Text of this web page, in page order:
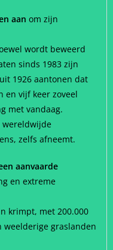
aan om zijn
wordt beweerd
sinds 1983 zijn
1926 aantonen dat
en vijf keer zoveel
met vandaag.
wereldwijde
zelfs afneemt.
aanvaarde
en extreme
krimpt, met 200.000
graslanden